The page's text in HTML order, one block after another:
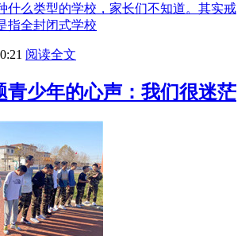
什么类型的学校，家长们不知道。其实戒
指全封闭式学校
阅读全文
青少年的心声：我们很迷茫